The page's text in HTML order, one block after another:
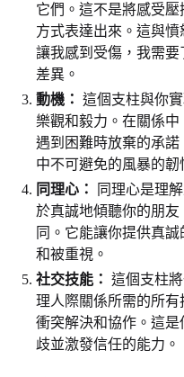
它們。這不是將感受
方式表達出來。這與
讓我感到受傷，我需
差異。
動機： 這個支柱與你
樂觀和毅力。在關係
遇到困難時放棄的承
中不可避免的風暴的韌
同理心：
同理心是理
於真誠地傾聽你的朋
同。它能讓你提供真
和被重視。
社交技能： 這個支柱
理人際關係所需的所有
衝突解決和協作。這
歧並激發信任的能力。